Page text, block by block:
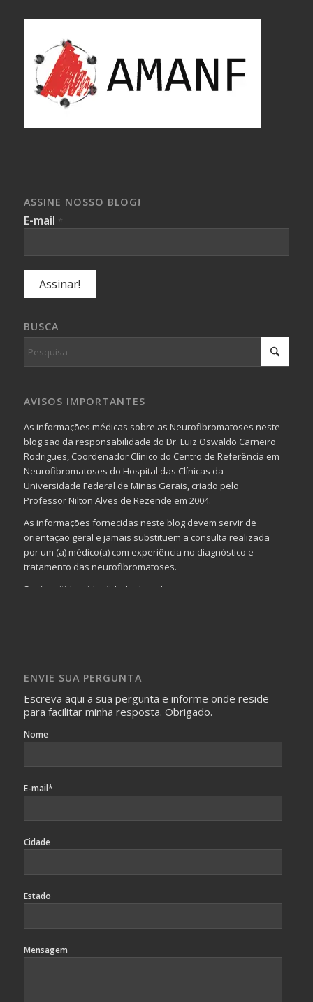
ASSINE NOSSO BLOG!
E-mail *
BUSCA
AVISOS IMPORTANTES
As informações médicas sobre as Neurofibromatoses neste
blog são da responsabilidade do Dr. Luiz Oswaldo Carneiro
Rodrigues, Coordenador Clínico do Centro de Referência em
Neurofibromatoses do Hospital das Clínicas da
Universidade Federal de Minas Gerais, criado pelo
Professor Nilton Alves de Rezende em 2004.
As informações fornecidas neste blog devem servir de
orientação geral e jamais substituem a consulta realizada
por um (a) médico(a) com experiência no diagnóstico e
tratamento das neurofibromatoses.
Será omitida a identidade de todas as pessoas que
identificação da pessoa fotografada.
ENVIE SUA PERGUNTA
Escreva aqui a sua pergunta e informe onde reside
para facilitar minha resposta. Obrigado.
Nome
E-mail*
Cidade
Estado
Mensagem